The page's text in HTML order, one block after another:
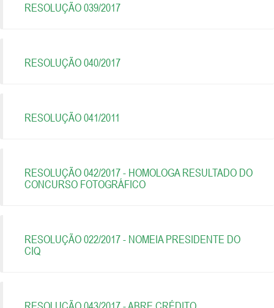
RESOLUÇÃO 039/2017
RESOLUÇÃO 040/2017
RESOLUÇÃO 041/2011
RESOLUÇÃO 042/2017 - HOMOLOGA RESULTADO DO
CONCURSO FOTOGRÁFICO
RESOLUÇÃO 022/2017 - NOMEIA PRESIDENTE DO
CIQ